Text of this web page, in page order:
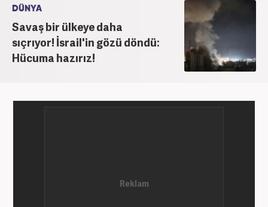
DÜNYA
Savaş bir ülkeye daha
sıçrıyor! İsrail'in gözü döndü:
Hücuma hazırız!